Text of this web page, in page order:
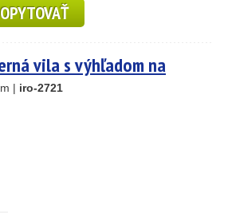
vila s výhľadom na
| iro-2721